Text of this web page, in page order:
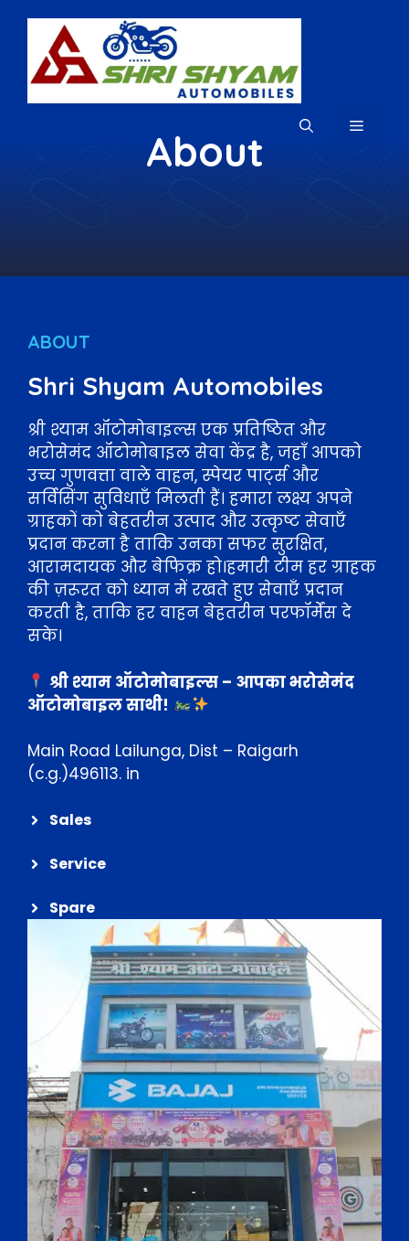
content
MENU
About
ABOUT
Shri Shyam Automobiles
श्री श्याम ऑटोमोबाइल्स एक प्रतिष्ठित और
भरोसेमंद ऑटोमोबाइल सेवा केंद्र है, जहाँ आपको
उच्च गुणवत्ता वाले वाहन, स्पेयर पार्ट्स और
सर्विसिंग सुविधाएँ मिलती हैं। हमारा लक्ष्य अपने
ग्राहकों को बेहतरीन उत्पाद और उत्कृष्ट सेवाएँ
प्रदान करना है ताकि उनका सफर सुरक्षित,
आरामदायक और बेफिक्र हो।हमारी टीम हर ग्राहक
की ज़रूरत को ध्यान में रखते हुए सेवाएँ प्रदान
करती है, ताकि हर वाहन बेहतरीन परफॉर्मेंस दे
सके।
श्री श्याम ऑटोमोबाइल्स – आपका भरोसेमंद
ऑटोमोबाइल साथी!
Main Road Lailunga, Dist – Raigarh
(c.g.)496113. in
Sales
Service
Spare